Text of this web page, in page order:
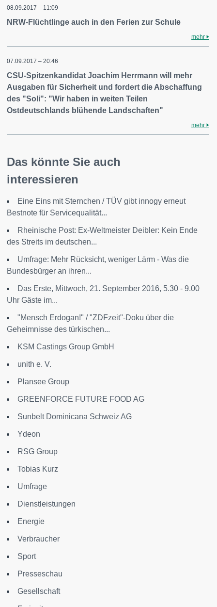
08.09.2017 – 11:09
NRW-Flüchtlinge auch in den Ferien zur Schule
mehr
07.09.2017 – 20:46
CSU-Spitzenkandidat Joachim Herrmann will mehr
Ausgaben für Sicherheit und fordert die Abschaffung
des "Soli": "Wir haben in weiten Teilen
Ostdeutschlands blühende Landschaften"
mehr
Das könnte Sie auch
interessieren
Eine Eins mit Sternchen / TÜV gibt innogy erneut
Bestnote für Servicequalität...
Rheinische Post: Ex-Weltmeister Deibler: Kein Ende
des Streits im deutschen...
Umfrage: Mehr Rücksicht, weniger Lärm - Was die
Bundesbürger an ihren...
Das Erste, Mittwoch, 21. September 2016, 5.30 - 9.00
Uhr Gäste im...
"Mensch Erdogan!" / "ZDFzeit"-Doku über die
Geheimnisse des türkischen...
KSM Castings Group GmbH
unith e. V.
Plansee Group
GREENFORCE FUTURE FOOD AG
Sunbelt Dominicana Schweiz AG
Ydeon
RSG Group
Tobias Kurz
Umfrage
Dienstleistungen
Energie
Verbraucher
Sport
Presseschau
Gesellschaft